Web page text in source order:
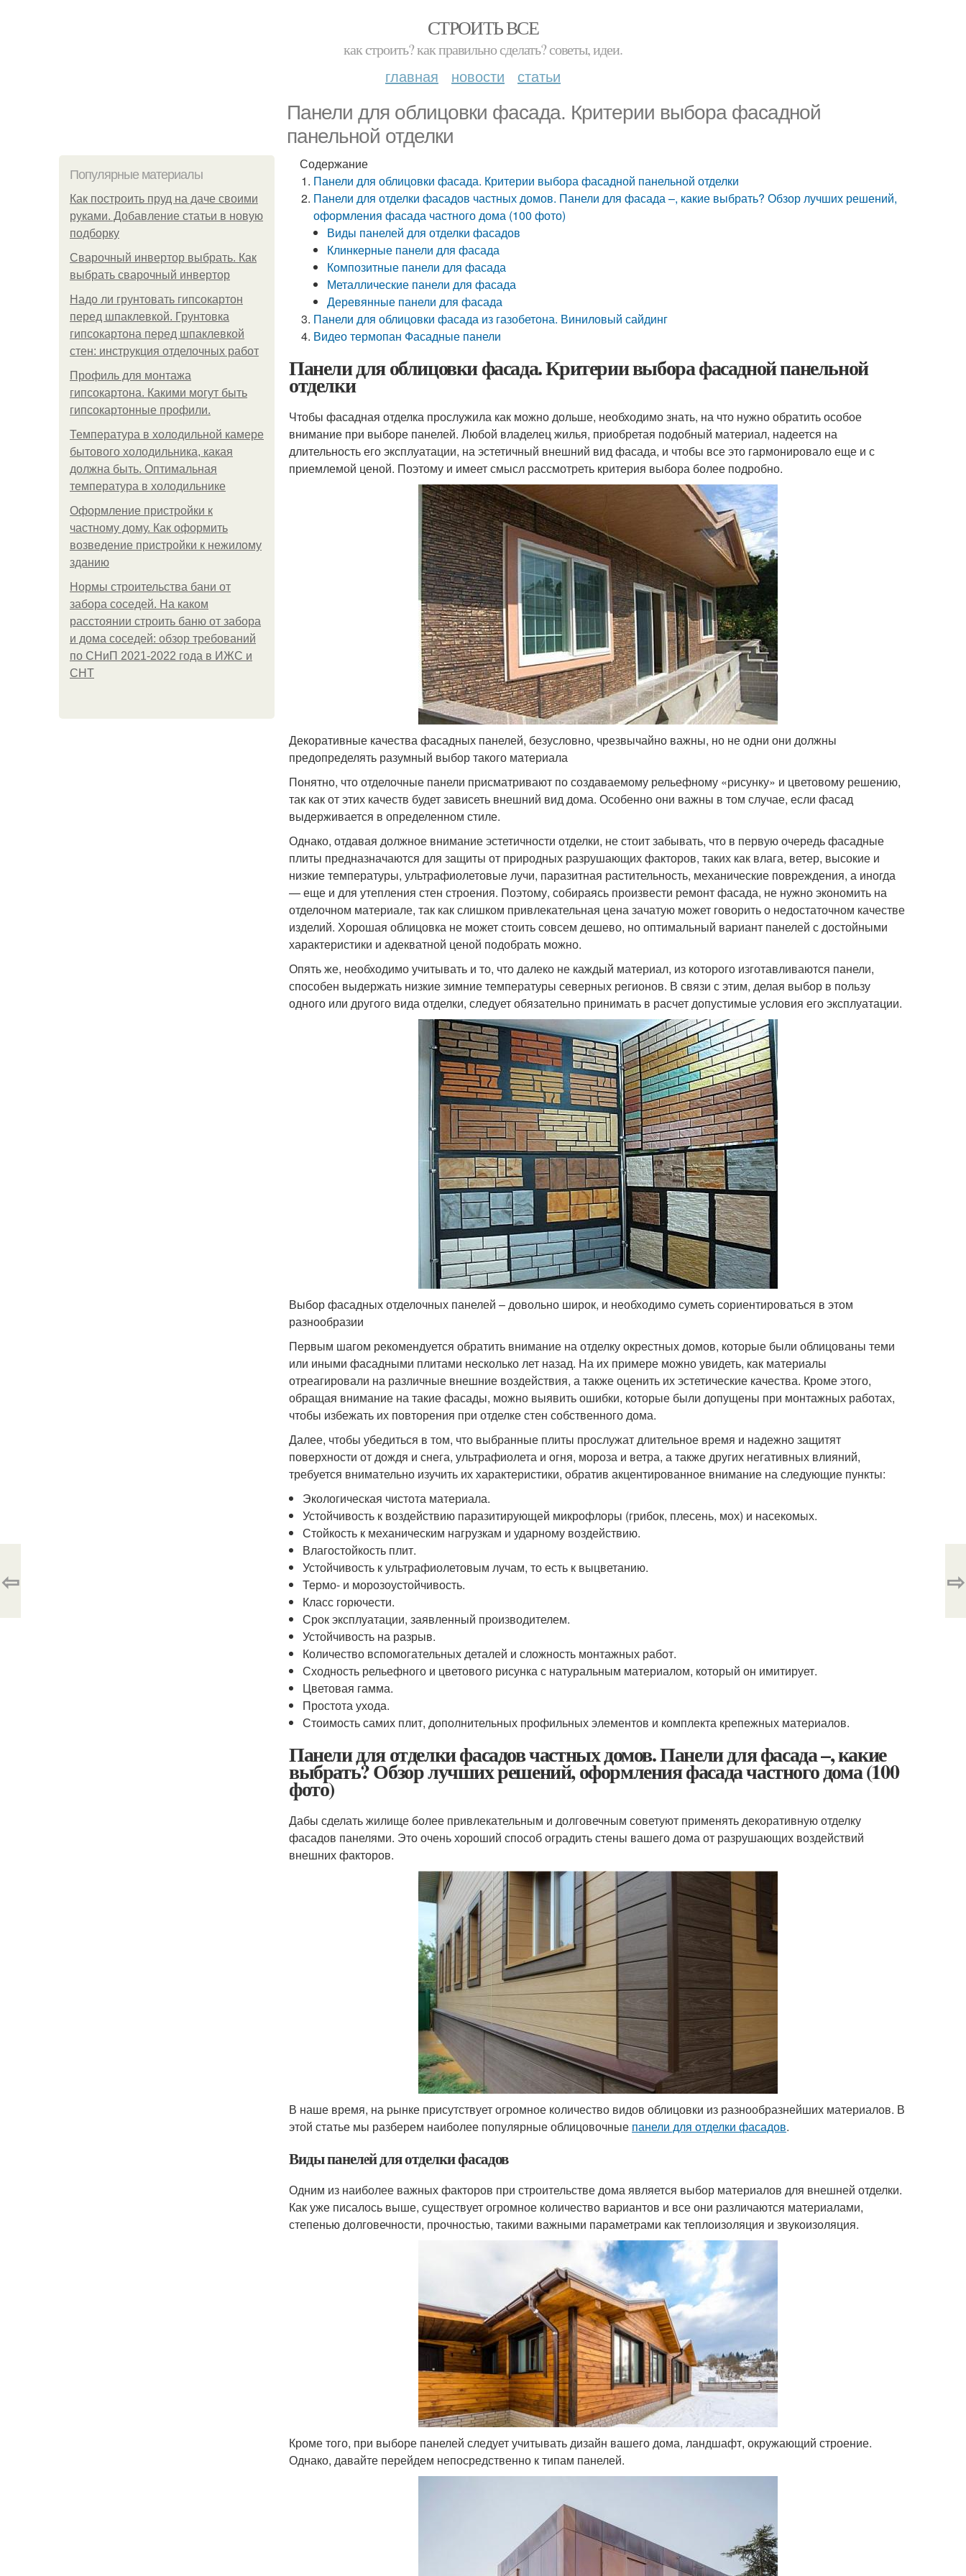
СТРОИТЬ ВСЕ
как строить? как правильно сделать? советы, идеи.
главная новости статьи
Панели для облицовки фасада. Критерии выбора фасадной
панельной отделки
Популярные материалы
Как построить пруд на даче своими
руками. Добавление статьи в новую
подборку
Сварочный инвертор выбрать. Как
выбрать сварочный инвертор
Надо ли грунтовать гипсокартон
перед шпаклевкой. Грунтовка
гипсокартона перед шпаклевкой
стен: инструкция отделочных работ
Профиль для монтажа
гипсокартона. Какими могут быть
гипсокартонные профили.
Температура в холодильной камере
бытового холодильника, какая
должна быть. Оптимальная
температура в холодильнике
Оформление пристройки к
частному дому. Как оформить
возведение пристройки к нежилому
зданию
Нормы строительства бани от
забора соседей. На каком
расстоянии строить баню от забора
и дома соседей: обзор требований
по СНиП 2021-2022 года в ИЖС и
СНТ
Содержание
Панели для облицовки фасада. Критерии выбора фасадной панельной отделки
Панели для отделки фасадов частных домов. Панели для фасада –, какие выбрать? Обзор лучших решений,
оформления фасада частного дома (100 фото)
Виды панелей для отделки фасадов
Клинкерные панели для фасада
Композитные панели для фасада
Металлические панели для фасада
Деревянные панели для фасада
Панели для облицовки фасада из газобетона. Виниловый сайдинг
Видео термопан Фасадные панели
Панели для облицовки фасада. Критерии выбора фасадной панельной
отделки
Чтобы фасадная отделка прослужила как можно дольше, необходимо знать, на что нужно обратить особое
внимание при выборе панелей. Любой владелец жилья, приобретая подобный материал, надеется на
длительность его эксплуатации, на эстетичный внешний вид фасада, и чтобы все это гармонировало еще и с
приемлемой ценой. Поэтому и имеет смысл рассмотреть критерия выбора более подробно.
Декоративные качества фасадных панелей, безусловно, чрезвычайно важны, но не одни они должны
предопределять разумный выбор такого материала
Понятно, что отделочные панели присматривают по создаваемому рельефному «рисунку» и цветовому решению,
так как от этих качеств будет зависеть внешний вид дома. Особенно они важны в том случае, если фасад
выдерживается в определенном стиле.
Однако, отдавая должное внимание эстетичности отделки, не стоит забывать, что в первую очередь фасадные
плиты предназначаются для защиты от природных разрушающих факторов, таких как влага, ветер, высокие и
низкие температуры, ультрафиолетовые лучи, паразитная растительность, механические повреждения, а иногда
— еще и для утепления стен строения. Поэтому, собираясь произвести ремонт фасада, не нужно экономить на
отделочном материале, так как слишком привлекательная цена зачатую может говорить о недостаточном качестве
изделий. Хорошая облицовка не может стоить совсем дешево, но оптимальный вариант панелей с достойными
характеристики и адекватной ценой подобрать можно.
Опять же, необходимо учитывать и то, что далеко не каждый материал, из которого изготавливаются панели,
способен выдержать низкие зимние температуры северных регионов. В связи с этим, делая выбор в пользу
одного или другого вида отделки, следует обязательно принимать в расчет допустимые условия его эксплуатации.
Выбор фасадных отделочных панелей – довольно широк, и необходимо суметь сориентироваться в этом
разнообразии
Первым шагом рекомендуется обратить внимание на отделку окрестных домов, которые были облицованы теми
или иными фасадными плитами несколько лет назад. На их примере можно увидеть, как материалы
отреагировали на различные внешние воздействия, а также оценить их эстетические качества. Кроме этого,
обращая внимание на такие фасады, можно выявить ошибки, которые были допущены при монтажных работах,
чтобы избежать их повторения при отделке стен собственного дома.
Далее, чтобы убедиться в том, что выбранные плиты прослужат длительное время и надежно защитят
поверхности от дождя и снега, ультрафиолета и огня, мороза и ветра, а также других негативных влияний,
требуется внимательно изучить их характеристики, обратив акцентированное внимание на следующие пункты:
Экологическая чистота материала.
Устойчивость к воздействию паразитирующей микрофлоры (грибок, плесень, мох) и насекомых.
Стойкость к механическим нагрузкам и ударному воздействию.
Влагостойкость плит.
Устойчивость к ультрафиолетовым лучам, то есть к выцветанию.
Термо- и морозоустойчивость.
Класс горючести.
Срок эксплуатации, заявленный производителем.
Устойчивость на разрыв.
Количество вспомогательных деталей и сложность монтажных работ.
Сходность рельефного и цветового рисунка с натуральным материалом, который он имитирует.
Цветовая гамма.
Простота ухода.
Стоимость самих плит, дополнительных профильных элементов и комплекта крепежных материалов.
Панели для отделки фасадов частных домов. Панели для фасада –, какие
выбрать? Обзор лучших решений, оформления фасада частного дома (100
фото)
Дабы сделать жилище более привлекательным и долговечным советуют применять декоративную отделку
фасадов панелями. Это очень хороший способ оградить стены вашего дома от разрушающих воздействий
внешних факторов.
В наше время, на рынке присутствует огромное количество видов облицовки из разнообразнейших материалов. В
этой статье мы разберем наиболее популярные облицовочные панели для отделки фасадов.
Виды панелей для отделки фасадов
Одним из наиболее важных факторов при строительстве дома является выбор материалов для внешней отделки.
Как уже писалось выше, существует огромное количество вариантов и все они различаются материалами,
степенью долговечности, прочностью, такими важными параметрами как теплоизоляция и звукоизоляция.
Кроме того, при выборе панелей следует учитывать дизайн вашего дома, ландшафт, окружающий строение.
Однако, давайте перейдем непосредственно к типам панелей.
⇦ ⇨